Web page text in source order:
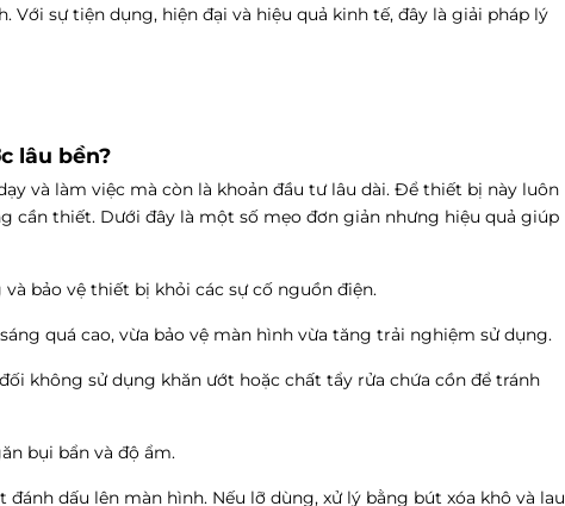
sự tiện dụng, hiện đại và hiệu quả kinh tế, đây là giải pháp lý
lâu bền?
và làm việc mà còn là khoản đầu tư lâu dài. Để thiết bị này luôn
cần thiết. Dưới đây là một số mẹo đơn giản nhưng hiệu quả giúp
bảo vệ thiết bị khỏi các sự cố nguồn điện.
quá cao, vừa bảo vệ màn hình vừa tăng trải nghiệm sử dụng.
không sử dụng khăn ướt hoặc chất tẩy rửa chứa cồn để tránh
bụi bẩn và độ ẩm.
đánh dấu lên màn hình. Nếu lỡ dùng, xử lý bằng bút xóa khô và lau